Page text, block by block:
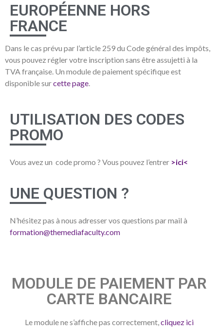
EUROPÉENNE HORS
FRANCE
Dans le cas prévu par l’article 259 du Code général des impôts,
vous pouvez régler votre inscription sans être assujetti à la
TVA française. Un module de paiement spécifique est
disponible surcette page
UTILISATION DES CODES
PROMO
Vous avez un code promo ? Vous pouvez l’entrer >ici<
UNE QUESTION ?​
N’hésitez pas à nous adresser vos questions par mail à
formation@themediafaculty.com
MODULE DE PAIEMENT PAR
CARTE BANCAIRE
Le module ne s’affiche pas correctement, cliquez ici